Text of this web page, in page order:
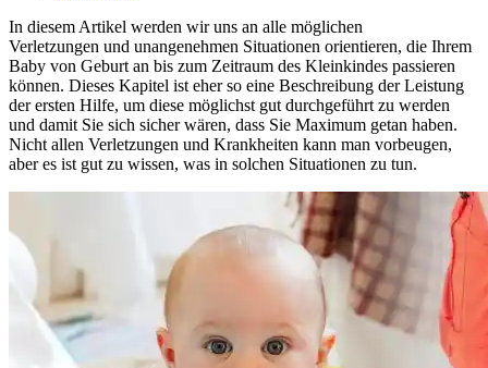
In diesem Artikel werden wir uns an alle möglichen
Verletzungen und unangenehmen Situationen orientieren, die Ihrem
Baby von Geburt an bis zum Zeitraum des Kleinkindes passieren
können. Dieses Kapitel ist eher so eine Beschreibung der Leistung
der ersten Hilfe, um diese möglichst gut durchgeführt zu werden
und damit Sie sich sicher wären, dass Sie Maximum getan haben.
Nicht allen Verletzungen und Krankheiten kann man vorbeugen,
aber es ist gut zu wissen, was in solchen Situationen zu tun.